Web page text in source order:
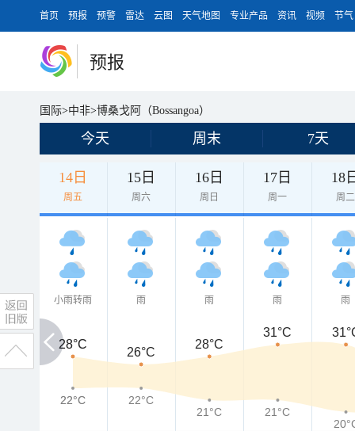
首页 预报 预警 雷达 云图 天气地图 专业产品 资讯 视频 节气
预报
国际>中非>博桑戈阿（Bossangoa）
今天 周末 7天
14日
周五
15日
周六
16日
周日
17日
周一
18
周二
小雨转雨 雨 雨 雨 雨
28°C
28°C
26°C
28°C
31°C
22°C
22°C
22°C
21°C
21°C